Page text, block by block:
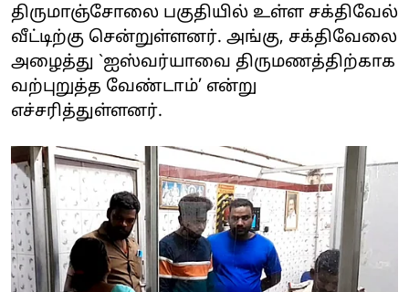
திருமாஞ்சோலை பகுதியில் உள்ள சக்திவேல்
வீட்டிற்கு சென்றுள்ளனர். அங்கு, சக்திவேலை
அழைத்து `ஐஸ்வர்யாவை திருமணத்திற்காக
வற்புறுத்த வேண்டாம்’ என்று
எச்சரித்துள்ளனர்.